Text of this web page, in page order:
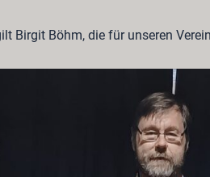
Birgit Böhm, die für unseren